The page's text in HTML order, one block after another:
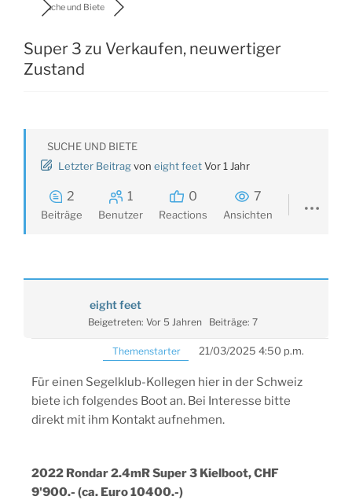
Suche und Biete
Super 3 zu Verkaufen, neuwertiger
Zustand
SUCHE UND BIETE
Letzter Beitragvon eight feetVor 1 Jahr
2
Beiträge
1
Benutzer
0
Reactions
7
Ansichten
eight feet
Beigetreten: Vor 5 Jahren Beiträge: 7
Themenstarter 21/03/2025 4:50 p.m.
Für einen Segelklub-Kollegen hier in der Schweiz
biete ich folgendes Boot an. Bei Interesse bitte
direkt mit ihm Kontakt aufnehmen.
2022 Rondar 2.4mR Super 3 Kielboot, CHF
9'900.- (ca. Euro 10400.-)